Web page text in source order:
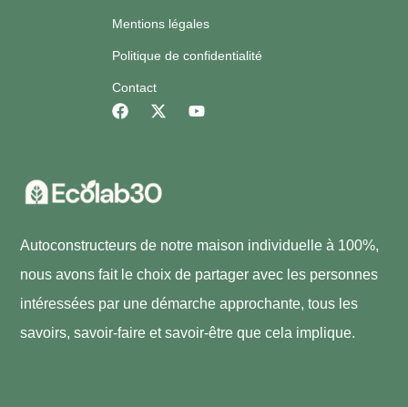
Autoconstructeurs de notre maison individuelle à 100%,
nous avons fait le choix de partager avec les personnes
intéressées par une démarche approchante, tous les
savoirs, savoir-faire et savoir-être que cela implique.
Mentions légales
Politique de confidentialité
Contact